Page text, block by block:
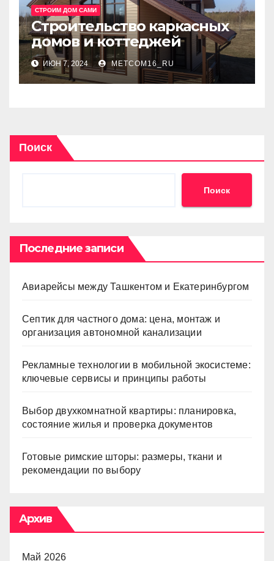
СТРОИМ ДОМ САМИ
Строительство каркасных
домов и коттеджей
ИЮН 7, 2024 METCOM16_RU
Поиск
Поиск
Последние записи
Авиарейсы между Ташкентом и Екатеринбургом
Септик для частного дома: цена, монтаж и
организация автономной канализации
Рекламные технологии в мобильной экосистеме:
ключевые сервисы и принципы работы
Выбор двухкомнатной квартиры: планировка,
состояние жилья и проверка документов
Готовые римские шторы: размеры, ткани и
рекомендации по выбору
Архив
Май 2026